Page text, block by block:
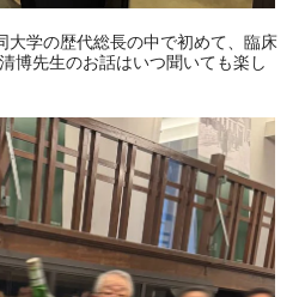
大学の歴代総長の中で初めて、臨床
博先生のお話はいつ聞いても楽し